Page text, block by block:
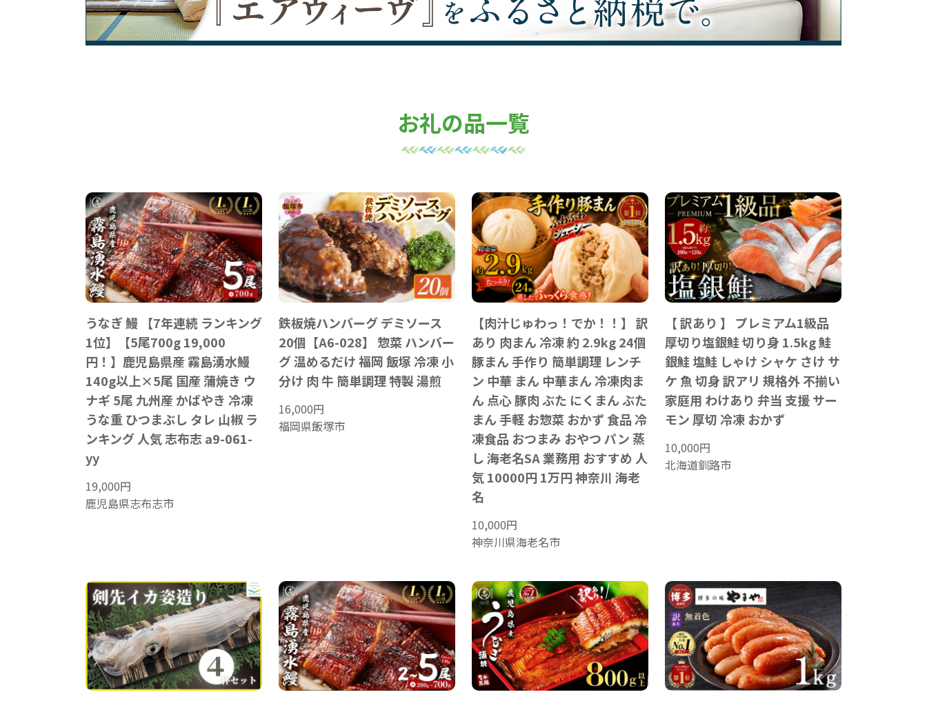
お礼の品一覧
うなぎ 鰻 【7年連続 ランキング
1位】【5尾700g 19,000
円！】鹿児島県産 霧島湧水鰻
140g以上×5尾 国産 蒲焼き ウ
ナギ 5尾 九州産 かばやき 冷凍
うな重 ひつまぶし タレ 山椒 ラ
ンキング 人気 志布志 a9-061-
yy
19,000円
鹿児島県志布志市
鉄板焼ハンバーグ デミソース
20個【A6-028】 惣菜 ハンバー
グ 温めるだけ 福岡 飯塚 冷凍 小
分け 肉 牛 簡単調理 特製 湯煎
16,000円
福岡県飯塚市
【肉汁じゅわっ！でか！！】 訳
あり 肉まん 冷凍 約 2.9kg 24個
豚まん 手作り 簡単調理 レンチ
ン 中華 まん 中華まん 冷凍肉ま
ん 点心 豚肉 ぶた にくまん ぶた
まん 手軽 お惣菜 おかず 食品 冷
凍食品 おつまみ おやつ パン 蒸
し 海老名SA 業務用 おすすめ 人
気 10000円 1万円 神奈川 海老
名
10,000円
神奈川県海老名市
【 訳あり 】 プレミアム1級品
厚切り塩銀鮭 切り身 1.5kg 鮭
銀鮭 塩鮭 しゃけ シャケ さけ サ
ケ 魚 切身 訳アリ 規格外 不揃い
家庭用 わけあり 弁当 支援 サー
モン 厚切 冷凍 おかず
10,000円
北海道釧路市